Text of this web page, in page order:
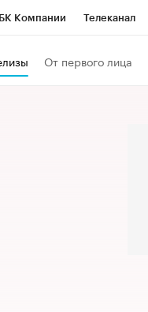
Компании Телеканал
От первого лица